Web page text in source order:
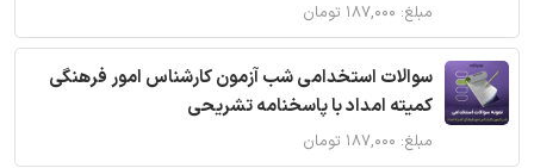
مبلغ: ۱۸۷,۰۰۰ تومان
سوالات استخدامی شب آزمون کارشناس امور فرهنگی
کمیته امداد با پاسخنامه تشریحی
مبلغ: ۱۸۷,۰۰۰ تومان